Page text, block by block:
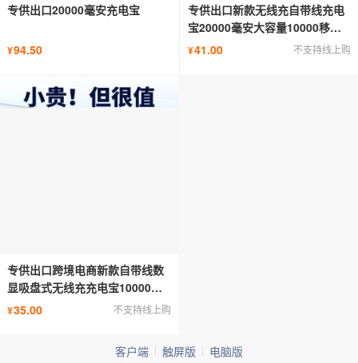
专供出口20000毫安充电宝
¥94.50
专供出口新款无线充自带线充电
宝20000毫安大容量10000移动
电源可做LOGO
¥41.00 不支持线上购
专供出口跨境电商新款自带线数
显吸盘式无线充充电宝10000毫
安支持代发
¥35.00 不支持线上购
客户端 触屏版 电脑版